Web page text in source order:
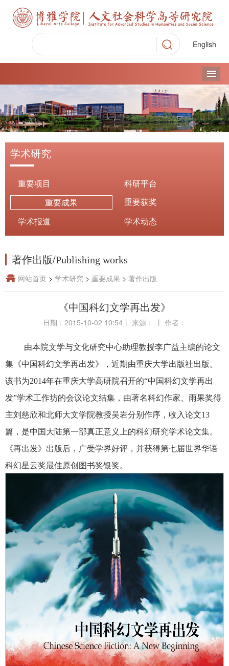
English
学术研究
重要项目
科研平台
重要成果
重要获奖
学术报道
学术动态
著作出版/Publishing works
网站首页 > 学术研究 > 重要成果 > 著作出版
《中国科幻文学再出发》
日期：2015-10-02 10:54 丨 来源： 丨 作者：
由本院文学与文化研究中心助理教授李广益主编的论文
集《中国科幻文学再出发》，近期由重庆大学出版社出版。
该书为2014年在重庆大学高研院召开的“中国科幻文学再出
发”学术工作坊的会议论文结集，由著名科幻作家、雨果奖得
主刘慈欣和北师大文学院教授吴岩分别作序，收入论文13
篇，是中国大陆第一部真正意义上的科幻研究学术论文集。
《再出发》出版后，广受学界好评，并获得第七届世界华语
科幻星云奖最佳原创图书奖银奖。